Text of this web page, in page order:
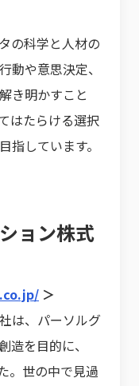
の科学と人材の
動や意思決定、
き明かすこと
はたらける選択
指しています。
ョン株式
＞
は、パーソルグ
造を目的に、
。世の中で見過